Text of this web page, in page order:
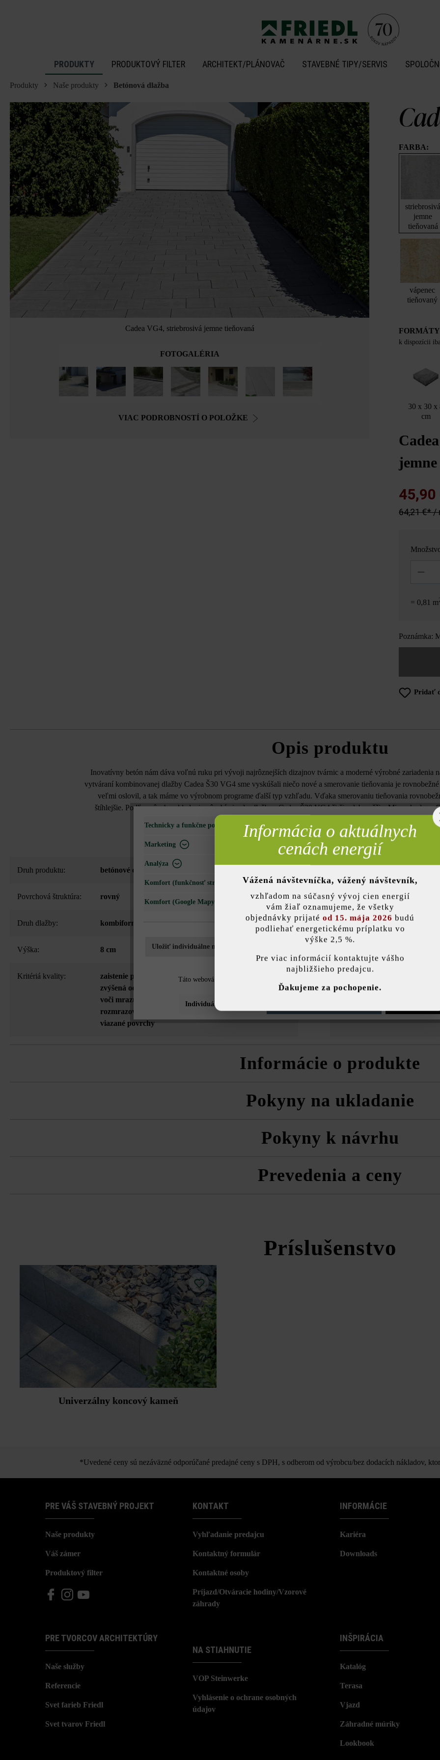
PRODUKTY PRODUKTOVÝ FILTER ARCHITEKT/PLÁNOVAČ STAVEBNÉ TIPY/SERVIS
Produkty Naše produkty Betónová dlažba
Cadea VG4, striebrosivá jemne tieňovaná
FOTOGALÉRIA
VIAC PODROBNOSTÍ O POLOŽKE
FARBA:
striebrosivá
jemne
tieňovaná
vápenec
tieňovaný
FORMÁTY
k dispozícii
30 x 30 x
cm
45,90
64,21 €* /
= 0,81 m
Poznámka:
Pridať
Opis produktu
Inovatívny betón nám dáva voľnú ruku pri vývoji najrôznejších dizajnov tvárnic a moderné výrobné zariadenia
vytváraní kombinovanej dlažby Cadea Š30 VG4 sme vyskúšali niečo nové a smerovanie tieňovania je
veľmi oslovil, a tak máme vo výrobnom programe ďalší typ vzhľadu. Vďaka smerovaniu tieňovania
štíhlejšie. Podľa spôsobu ukladania pôsobí vjazd s dlažbou Cadea Š30 VG4 širšie alebo užšie. Mimochodom:
Druh produktu: betónové dlažby
Povrchová štruktúra: rovný Zaťažiteľnosť:
Druh dlažby: kombiformát Účel použitia:
Výška: 8 cm
Kritériá kvality: zaistenie proti posunutiu (VG4) , tepelne zhutnený
zvýšená odolnosť voči oderu
voči mrazu a posypovej soli - možno použiť iba
rozmrazovacie prostriedky vhodné na cementom
viazané povrchy
Ochrana povrchu:
Informácie o produkte
30 cm, 2 ks 45 cm a 2 ks tvárnic s dĺžkou 60 cm.
Dodržujte prosím pokyny na inštaláciu a technické listy produktov v rámci sekcie Stavebné tipy/služby.
Pokyny na ukladanie
Pokyny k návrhu
Prevedenia a ceny
Príslušenstvo
Univerzálny koncový kameň
*Uvedené ceny sú nezáväzné odporúčané predajné ceny s DPH, s odberom od výrobcu/bez dodacích nákladov,
PRE VÁŠ STAVEBNÝ PROJEKT
Naše produkty
Váš zámer
Produktový filter
PRE TVORCOV ARCHITEKTÚRY
Naše služby
Referencie
Svet farieb Friedl
Svet tvarov Friedl
KONTAKT
Vyhľadanie predajcu
Kontaktný formulár
Kontaktné osoby
Príjazd/Otváracie hodiny/Vzorové
záhrady
NA STIAHNUTIE
VOP Steinwerke
Vyhlásenie o ochrane osobných
údajov
INFORMÁCIE
Kariéra
Downloads
INŠPIRÁCIA
Katalóg
Terasa
Vjazd
Záhradné múriky
Lookbook
Technicky a funkčne potrebné
Marketing
Analýza
Komfort (funkčnosť stránky)
Komfort (Google Mapy)
Uložiť individuálne nastavenie
Táto webová stránka používa súbory cookie, aby vám ponúkla najlepšiu možnú funkčnosť...
Individuálne nastavenia Povoliť všetky
Informácia o aktuálnych
cenách energií
Vážená návštevníčka, vážený návštevník,
vzhľadom na súčasný vývoj cien energií
vám žiaľ oznamujeme, že všetky
objednávky prijaté od 15. mája 2026 budú
podliehať energetickému príplatku vo
výške 2,5 %.
Pre viac informácií kontaktujte vášho
najbližšieho predajcu.
Ďakujeme za pochopenie.